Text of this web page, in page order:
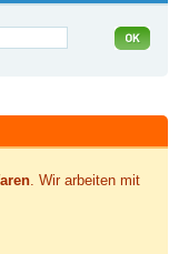
. Wir arbeiten mit